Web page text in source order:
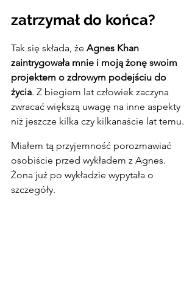
zatrzymał do końca?
Tak się składa, że Agnes Khan
zaintrygowała mnie i moją żonę swoim
projektem o zdrowym podejściu do
życia. Z biegiem lat człowiek zaczyna
zwracać większą uwagę na inne aspekty
niż jeszcze kilka czy kilkanaście lat temu.
Miałem tą przyjemność porozmawiać
osobiście przed wykładem z Agnes.
Żona już po wykładzie wypytała o
szczegóły.